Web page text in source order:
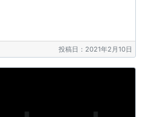
投稿日：2021年2月10日